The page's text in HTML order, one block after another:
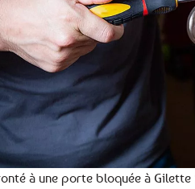
à une porte bloquée à